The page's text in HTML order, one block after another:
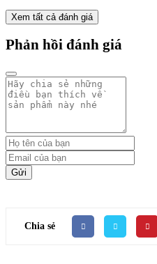
Xem tất cả đánh giá
Phản hồi đánh giá
Gửi
Chia sẻ